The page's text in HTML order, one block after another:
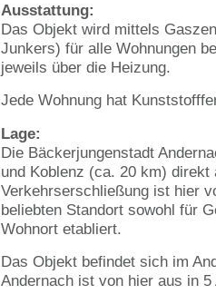
Ausstattung:
Das Objekt wird mittels
Junkers) für alle Wohnungen
jeweils über die Heizung.
Jede Wohnung hat
Lage:
Die Bäckerjungenstadt
und Koblenz (ca. 20 km)
Verkehrserschließung ist hier
beliebten Standort sowohl für
Wohnort etabliert.
Das Objekt befindet sich im
Andernach ist von hier aus in